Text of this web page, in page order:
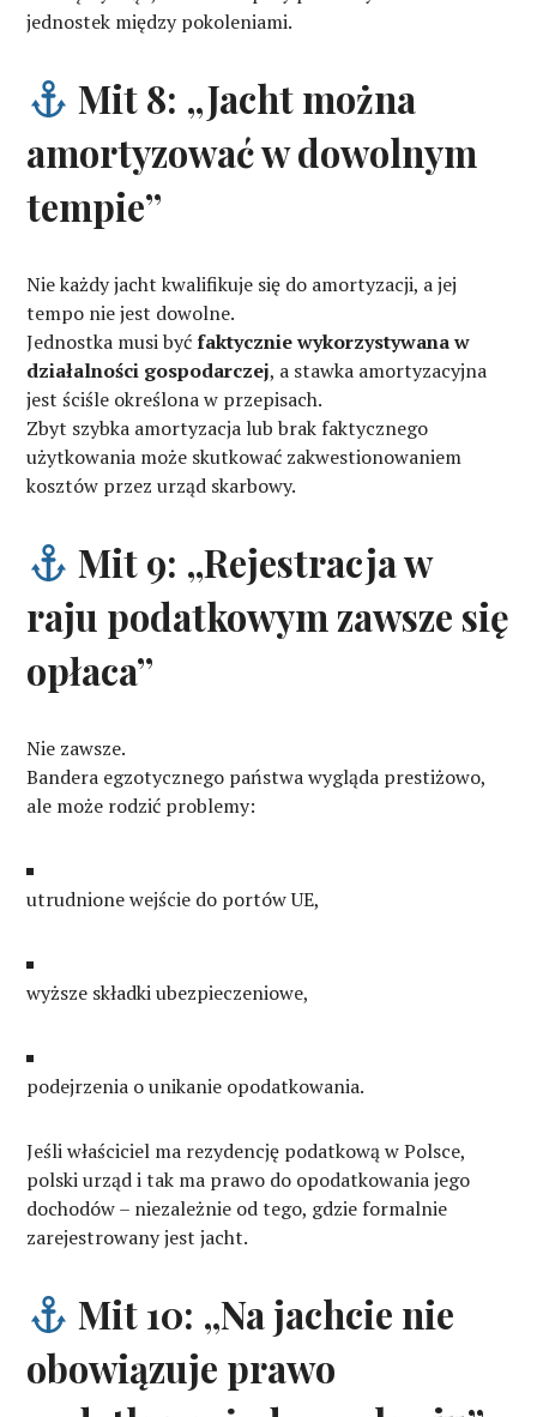
jednostek między pokoleniami.
Mit 8: „Jacht można
amortyzować w dowolnym
tempie”
Nie każdy jacht kwalifikuje się do amortyzacji, a jej
tempo nie jest dowolne.
Jednostka musi byćfaktycznie wykorzystywana w
działalności gospodarczej, a stawka amortyzacyjna
jest ściśle określona w przepisach.
Zbyt szybka amortyzacja lub brak faktycznego
użytkowania może skutkować zakwestionowaniem
kosztów przez urząd skarbowy.
Mit 9: „Rejestracja w
raju podatkowym zawsze się
opłaca”
Nie zawsze.
Bandera egzotycznego państwa wygląda prestiżowo,
ale może rodzić problemy:
utrudnione wejście do portów UE,
wyższe składki ubezpieczeniowe,
podejrzenia o unikanie opodatkowania.
Jeśli właściciel ma rezydencję podatkową w Polsce,
polski urząd i tak ma prawo do opodatkowania jego
dochodów – niezależnie od tego, gdzie formalnie
zarejestrowany jest jacht.
Mit 10: „Na jachcie nie
obowiązuje prawo